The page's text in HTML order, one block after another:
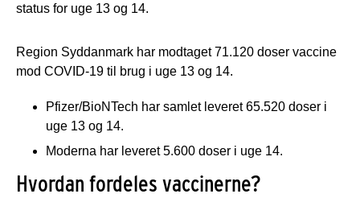
status for uge 13 og 14.
Region Syddanmark har modtaget 71.120 doser vaccine
mod COVID-19 til brug i uge 13 og 14.
Pfizer/BioNTech har samlet leveret 65.520 doser i
uge 13 og 14.
Moderna har leveret 5.600 doser i uge 14.
Hvordan fordeles vaccinerne?